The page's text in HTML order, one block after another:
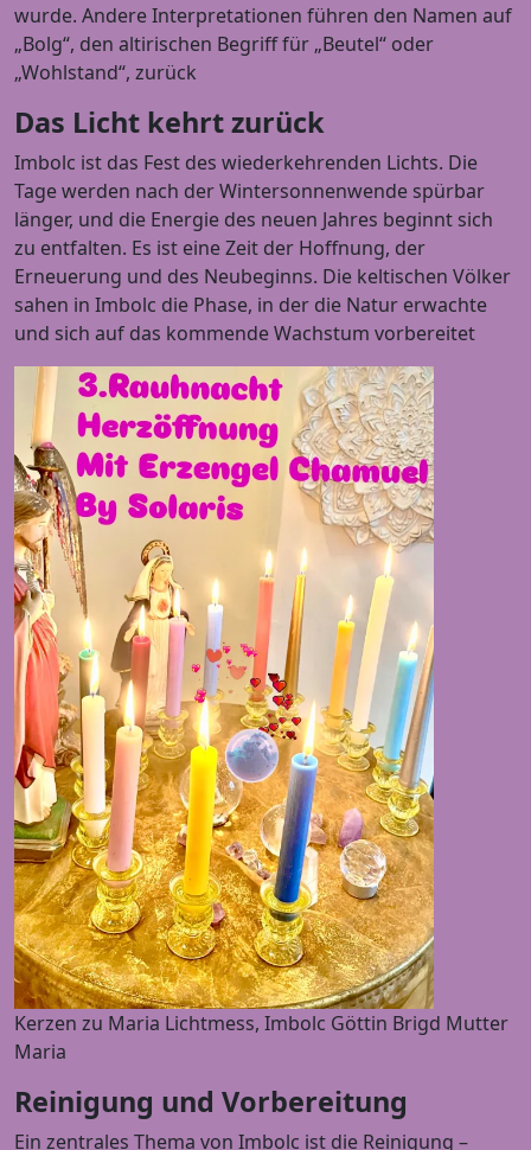
wurde. Andere Interpretationen führen den Namen auf
„Bolg“, den altirischen Begriff für „Beutel“ oder
„Wohlstand“, zurück
Das Licht kehrt zurück
Imbolc ist das Fest des wiederkehrenden Lichts. Die
Tage werden nach der Wintersonnenwende spürbar
länger, und die Energie des neuen Jahres beginnt sich
zu entfalten. Es ist eine Zeit der Hoffnung, der
Erneuerung und des Neubeginns. Die keltischen Völker
sahen in Imbolc die Phase, in der die Natur erwachte
und sich auf das kommende Wachstum vorbereitet
Kerzen zu Maria Lichtmess, Imbolc Göttin Brigd Mutter
Maria
Reinigung und Vorbereitung
Ein zentrales Thema von Imbolc ist die Reinigung –